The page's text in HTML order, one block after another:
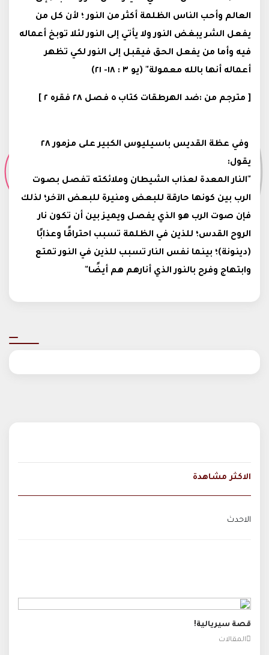
العالم وأحب الناس الظلمة أكثر من النور ؛ لأن كل من
يفعل الشر يبغض النور ولا يأتي إلى النور لئلا توبخ أعماله
فيه وأما من يفعل الحق فيقبل إلى النور لكي تظهر
أعماله أنها بالله معمولة" (يو ٣ : ١٨- ٢١)
[ مترجم من :ضد الهرطقات كتاب ٥ فصل ٢٨ فقره ٢ ]
وفي عظة القديس باسيليوس الكبير على مزمور ٢٨
يقول:
"النار المعدة لعذاب الشيطان وملائكته تفصل بصوت
الرب بين كونها حارقة للبعض ومنيرة للبعض الآخر؛ لذلك
فإن صوت الرب هو الذي يفصل ويميز بين أن تكون نار
الروح القدس؛ للذين في الظلمة تسبب احتراقًا وعذابًا
(دينونة)؛ بينما نفس النار تسبب للذين في النور تمتع
وابتهاج وفرح بالنور الذي أنارهم هم أيضًا"
الاكثر مشاهدة
الاحدث
قصة سيريالية!
المقالات